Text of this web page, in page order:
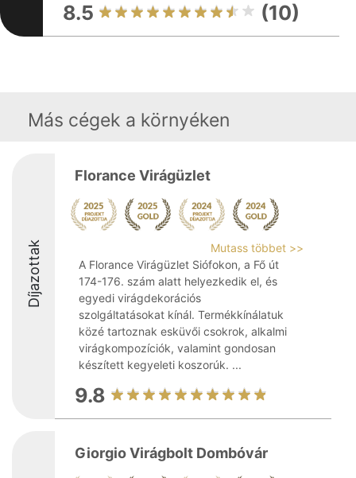
8.5 (10)
Más cégek a környéken
Díjazottak
Florance Virágüzlet
Mutass többet >>
A Florance Virágüzlet Siófokon, a Fő út
174-176. szám alatt helyezkedik el, és
egyedi virágdekorációs
szolgáltatásokat kínál. Termékkínálatuk
közé tartoznak esküvői csokrok, alkalmi
virágkompozíciók, valamint gondosan
készített kegyeleti koszorúk. ...
9.8
Giorgio Virágbolt Dombóvár